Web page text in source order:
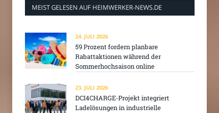
MEIST GELESEN AUF HEIMWERKER-NEWS.DE
24. JULI 2026
59 Prozent fordern planbare
Rabattaktionen während der
Sommerhochsaison online
23. JULI 2026
DCI4CHARGE-Projekt integriert
Ladelösungen in industrielle